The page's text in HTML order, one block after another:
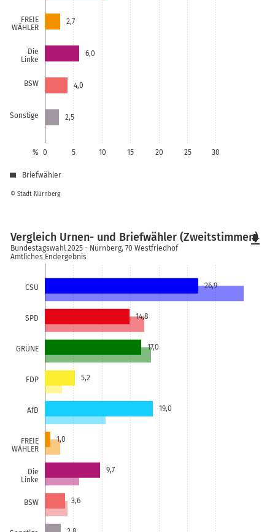
FREIE
WÄHLER
Die
Linke
BSW
Sonstige
0 5 10 15 20 25 30
%
2,7
6,0
4,0
2,5
© Stadt Nürnberg
Briefwähler
CSU
SPD
GRÜNE
FDP
AfD
FREIE
WÄHLER
Die
Linke
BSW
26,9
14,8
17,0
5,2
19,0
1,0
9,7
3,6
Vergleich Urnen- und Briefwähler (Zweitstimmen)
Bundestagswahl 2025 - Nürnberg, 70 Westfriedhof
Amtliches Endergebnis
file_download